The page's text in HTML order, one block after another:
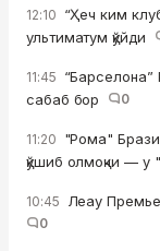
12:10 “Ҳеч ким
ультиматум қўйди
11:45 “Барселона”
сабаб бор
0
11:20 "Рома"
қўшиб олмоқчи — у
10:45 Леау
0